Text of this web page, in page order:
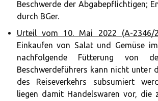
Beschwerde der Abgabepflichtigen;
durch BGer.
Urteil vom 10. Mai 2022 (A-2346/
Einkaufen von Salat und Gemüse
nachfolgende Fütterung von
Beschwerdeführers kann nicht unter
des Reiseverkehrs subsumiert
liegen damit Handelswaren vor, die